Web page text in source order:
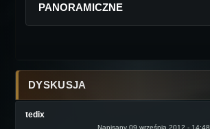
PANORAMICZNE
DYSKUSJA
tedix
Napisany 09 września 2012 - 14:48